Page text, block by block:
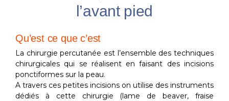
l’avant pied
Qu’est ce que c’est
La chirurgie percutanée est l’ensemble des techniques
chirurgicales qui se réalisent en faisant des incisions
ponctiformes sur la peau.
A travers ces petites incisions on utilise des instruments
dédiés à cette chirurgie (lame de beaver, fraise